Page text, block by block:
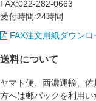
FAX:022-282-0663
受付時間:24時間
FAX注文用紙ダウンロ
送料について
ヤマト便、西濃運輸、
方へは郵パックを利用い